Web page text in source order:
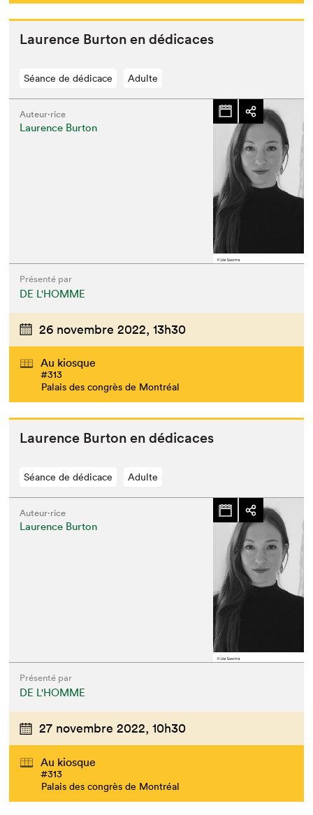
Lau­rence Bur­ton en dédicaces
Séance de dédicace Adulte
Auteur·rice
Laurence Burton
Présenté par
DE L'HOMME
26 novembre 2022, 13h30
Au kiosque
#313
Palais des congrès de Montréal
Lau­rence Bur­ton en dédicaces
Séance de dédicace Adulte
Auteur·rice
Laurence Burton
Présenté par
DE L'HOMME
27 novembre 2022, 10h30
Au kiosque
#313
Palais des congrès de Montréal